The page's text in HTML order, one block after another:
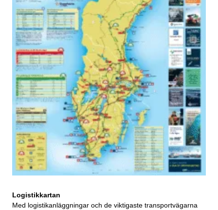
Logistikkartan
Med logistikanläggningar och de viktigaste transportvägarna